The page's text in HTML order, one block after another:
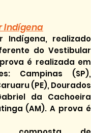
Indígena
Indígena, realizado
do Vestibular
é realizada em
Campinas (SP),
(PE), Dourados
da Cachoeira
(AM). A prova é